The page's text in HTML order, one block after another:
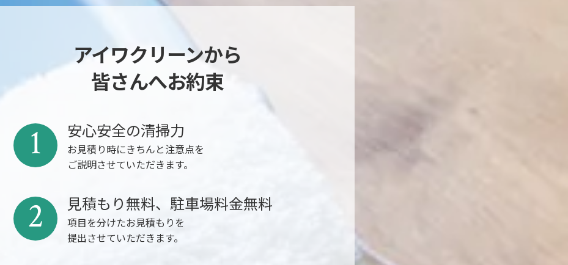
アイワクリーンから
皆さんへお約束
安心安全の清掃力
お見積り時にきちんと注意点を
ご説明させていただきます。
1
見積もり無料、駐車場料金無料
項目を分けたお見積もりを
提出させていただきます。
2